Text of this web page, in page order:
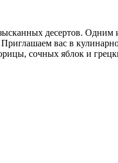
десертов.
вас в
сочных яблок и